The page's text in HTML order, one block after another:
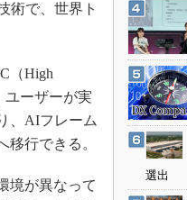
術で、世界ト
（High
ユーザーが実
、AIフレーム
行できる。
境が異なって
選出